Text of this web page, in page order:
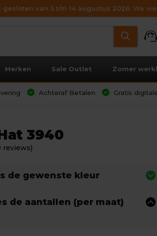
gesloten van 3 t/m 14 augustus 2026. We
support_agent
Merken Sale Outlet Zomer
Achteraf Betalen Gratis
3940
reviews)
de gewenste kleur
de aantallen (per maat)